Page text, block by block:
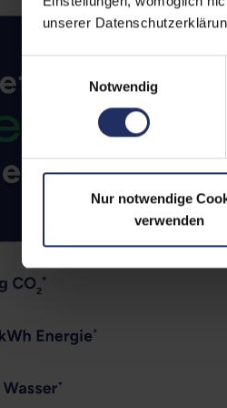
unserer
Notwendig
Nur notwendige
verwenden